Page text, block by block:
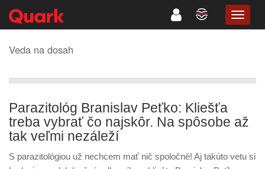
Veda na dosah
Parazitológ Branislav Peťko: Kliešťa
treba vybrať čo najskôr. Na spôsobe až
tak veľmi nezáleží
S parazitológiou už nechcem mať nič spoločné! Aj takúto vetu si